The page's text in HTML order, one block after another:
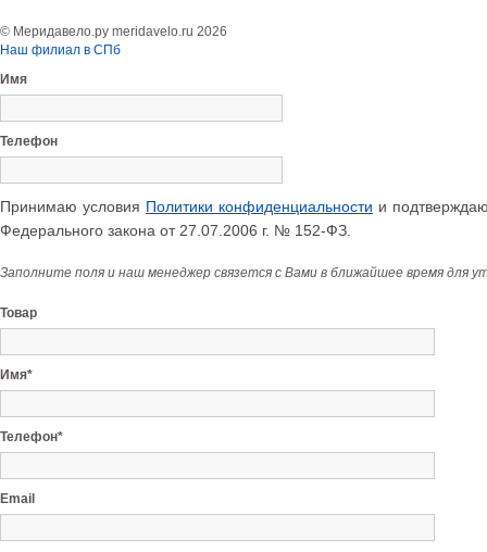
© Меридавело.ру meridavelo.ru 2026
Наш филиал в СПб
Имя
Телефон
Принимаю условия Политики конфиденциальности и
Федерального закона от 27.07.2006 г. № 152-ФЗ.
Заполните поля и наш менеджер связется с Вами в ближайшее время для
Товар
Имя*
Телефон*
Email